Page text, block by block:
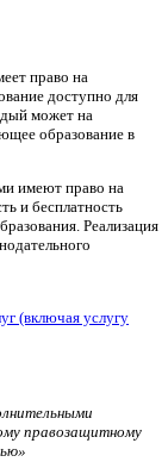
право на
доступно для
может на
образование в
имеют право на
и бесплатность
Реализация
(включая услугу
правозащитному